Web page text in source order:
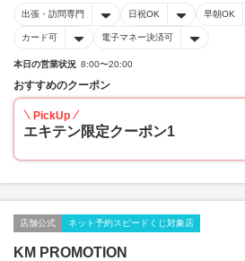
出張・訪問専門 日祝OK 早朝OK
カード可 電子マネー決済可
本日の営業状況 8:00〜20:00
おすすめのクーポン
PickUp
エキテン限定クーポン1
店舗公式 ネット予約スピードくじ対象店
KM PROMOTION